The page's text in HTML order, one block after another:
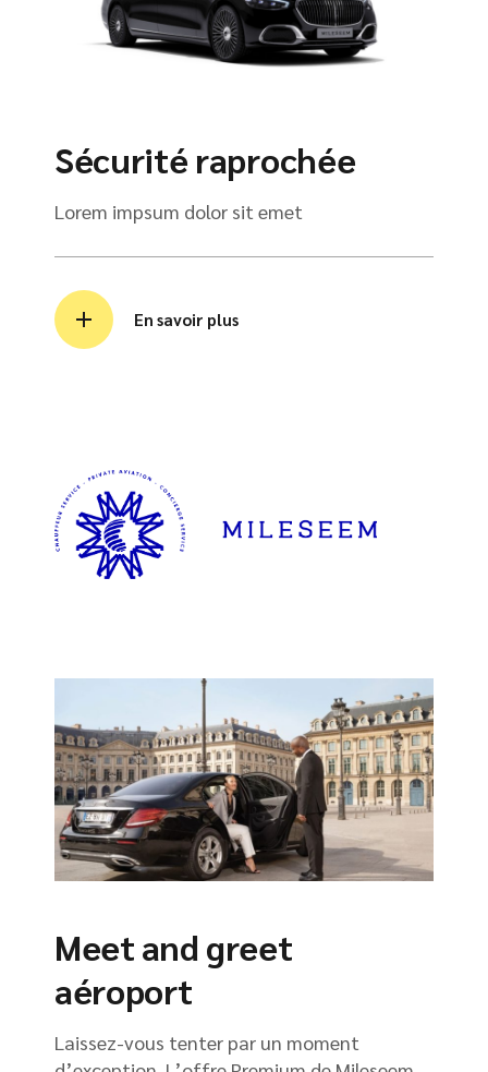
Sécurité raprochée
Lorem impsum dolor sit emet
En savoir plus
Meet and greet
aéroport
Laissez-vous tenter par un moment